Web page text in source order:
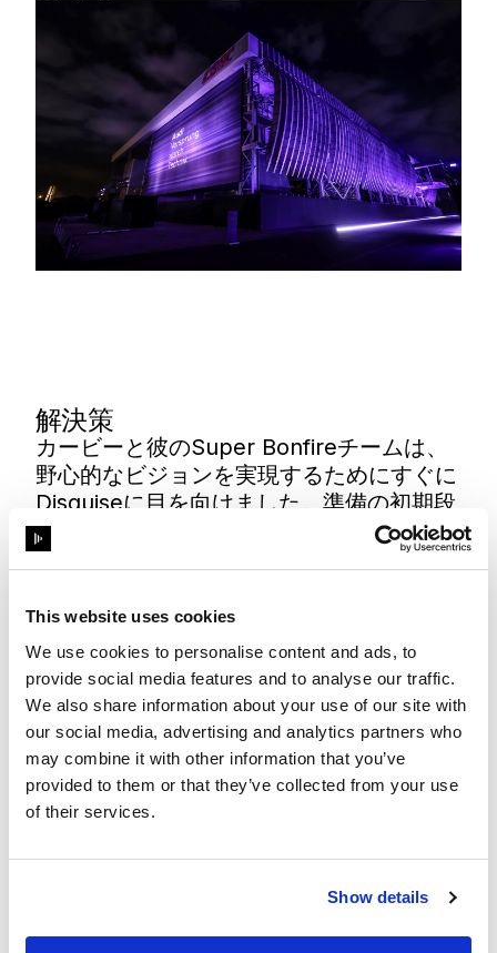
This website uses cookies
We use cookies to personalise content and ads, to
provide social media features and to analyse our traffic.
We also share information about your use of our site with
our social media, advertising and analytics partners who
may combine it with other information that you’ve
provided to them or that they’ve collected from your use
of their services.
Show details
解決策
カービーと彼のSuper Bonfireチームは、
野心的なビジョンを実現するためにすぐに
Disguiseに目を向けました。準備の初期段
階で、DisguiseのDesignerソフトウェアの
クラウド機能により、チームメンバーはど
ベントデザインに貢献することができまし
た。そのおかげでイベントの1週間前にチ
ームが上海に集まるまでに、準備の大部分
を完了させることができました。